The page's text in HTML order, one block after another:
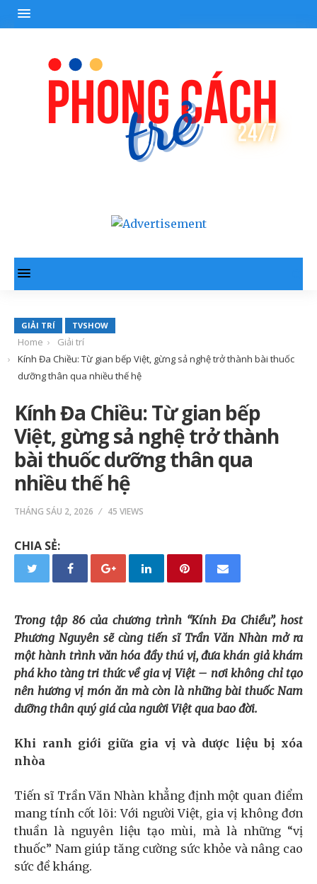
GIẢI TRÍ TVSHOW
Home
Giải trí
Kính Đa Chiều: Từ gian bếp Việt, gừng sả nghệ trở thành bài thuốc
dưỡng thân qua nhiều thế hệ
Kính Đa Chiều: Từ gian bếp
Việt, gừng sả nghệ trở thành
bài thuốc dưỡng thân qua
nhiều thế hệ
THÁNG SÁU 2, 2026 45 VIEWS
CHIA SẺ:
Trong tập 86 của chương trình “Kính Đa Chiều”, host
Phương Nguyên sẽ cùng tiến sĩ Trần Văn Nhàn mở ra
một hành trình văn hóa đầy thú vị, đưa khán giả khám
phá kho tàng tri thức về gia vị Việt – nơi không chỉ tạo
nên hương vị món ăn mà còn là những bài thuốc Nam
dưỡng thân quý giá của người Việt qua bao đời.
Khi ranh giới giữa gia vị và dược liệu bị xóa
nhòa
Tiến sĩ Trần Văn Nhàn khẳng định một quan điểm
mang tính cốt lõi: Với người Việt, gia vị không đơn
thuần là nguyên liệu tạo mùi, mà là những “vị
thuốc” Nam giúp tăng cường sức khỏe và nâng cao
sức đề kháng.